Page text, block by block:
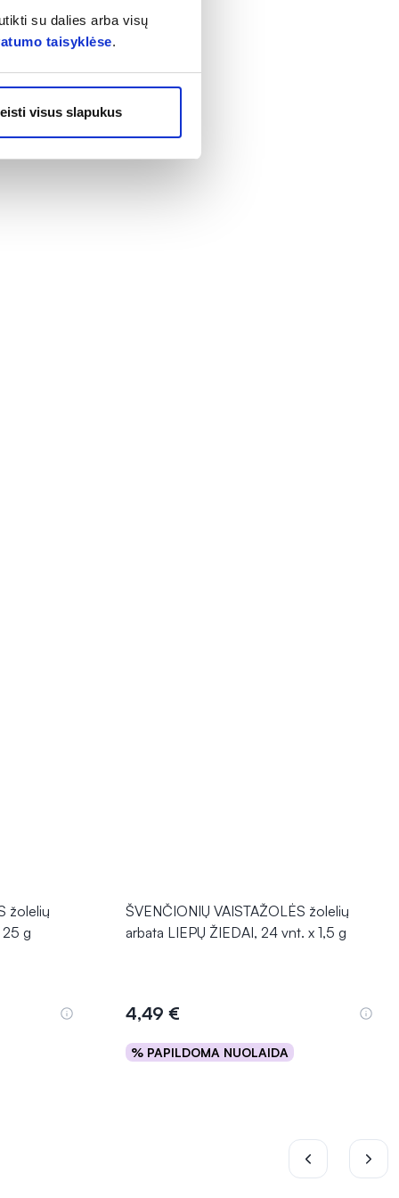
su dalies arba visų
taisyklėse.
visus slapukus
žolelių
25 g
ŠVENČIONIŲ VAISTAŽOLĖS žolelių
arbata LIEPŲ ŽIEDAI, 24 vnt. x 1,5 g
4,49 €
% PAPILDOMA NUOLAIDA
Į krepšelį